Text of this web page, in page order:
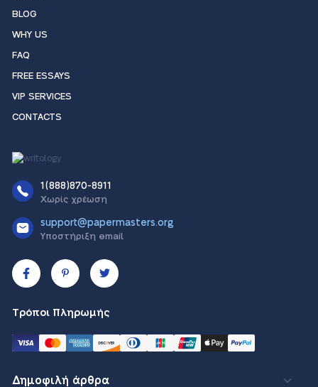
BLOG
WHY US
FAQ
FREE ESSAYS
VIP SERVICES
CONTACTS
1(888)870-8911
Χωρίς χρέωση
support@papermasters.org
Υποστήριξη email
Τρόποι Πληρωμής
Δημοφιλή άρθρα